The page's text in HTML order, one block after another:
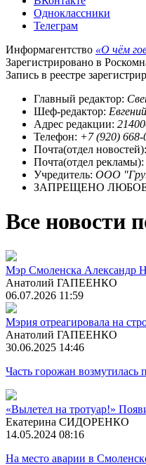
Одноклассники
Телеграм
Информагентство «О чём
Зарегистрировано в
Запись в реестре
Главный редактор:
Шеф-редактор:
Адрес редакции:
Телефон: +7 (920) 668-
Почта(отдел новостей):
Почта(отдел рекламы):
Учредитель: ООО
ЗАПРЕЩЕНО
Все новости
Мэр Смоленска Александр
Анатолий ГАПЕЕНКО
06.07.2026 11:59
Мэрия отреагировала на
Анатолий ГАПЕЕНКО
30.06.2025 14:46
Часть горожан возмутилась
«Вылетел на тротуар!»
Екатерина СИДОРЕНКО
14.05.2024 08:16
На место аварии в